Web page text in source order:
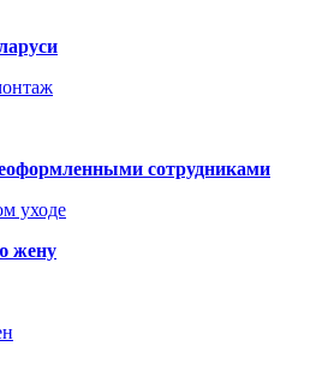
сотрудниками
уходе
жену